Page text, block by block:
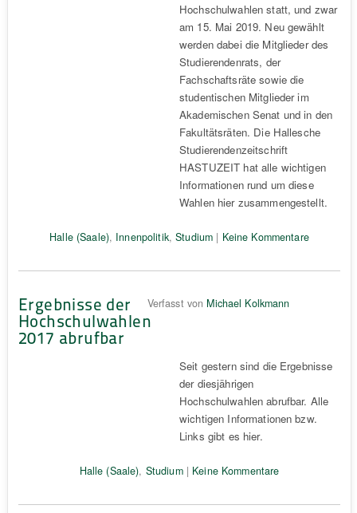
Hochschulwahlen statt, und zwar
am 15. Mai 2019. Neu gewählt
werden dabei die Mitglieder des
Studierendenrats, der
Fachschaftsräte sowie die
studentischen Mitglieder im
Akademischen Senat und in den
Fakultätsräten. Die Hallesche
Studierendenzeitschrift
HASTUZEIT hat alle wichtigen
Informationen rund um diese
Wahlen hier zusammengestellt.
Halle (Saale), Innenpolitik,Studium | Keine Kommentare
Ergebnisse der
Hochschulwahlen
2017 abrufbar
Verfasst von Michael Kolkmann
Seit gestern sind die Ergebnisse
der diesjährigen
Hochschulwahlen abrufbar. Alle
wichtigen Informationen bzw.
Links gibt es hier.
Halle (Saale), Studium| Keine Kommentare